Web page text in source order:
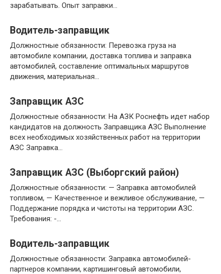
зарабатывать. Опыт заправки…
Водитель-заправщик
Должностные обязанности: Перевозка груза на
автомобиле компании, доставка топлива и заправка
автомобилей, составление оптимальных маршрутов
движения, материальная…
Заправщик АЗС
Должностные обязанности: На АЗК Роснефть идет набор
кандидатов на должность Заправщика АЗС Выполнение
всех необходимых хозяйственных работ на территории
АЗС Заправка…
Заправщик АЗС (Выборгский район)
Должностные обязанности: — Заправка автомобилей
топливом, — Качественное и вежливое обслуживание, —
Поддержание порядка и чистоты на территории АЗС.
Требования: -…
Водитель-заправщик
Должностные обязанности: Заправка автомобилей-
партнеров компании, картишинговый автомобили,